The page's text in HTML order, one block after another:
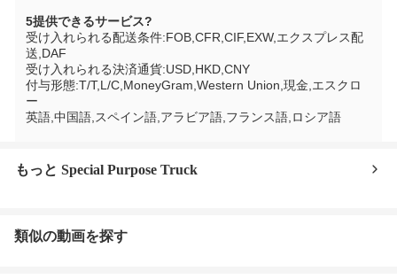
5提供できるサービス?
受け入れられる配送条件:FOB,CFR,CIF,EXW,エクスプレス配
送,DAF
受け入れられる決済通貨:USD,HKD,CNY
付与形態:T/T,L/C,MoneyGram,Western Union,現金,エスクロ
ー
英語,中国語,スペイン語,アラビア語,フランス語,ロシア語
もっと Special Purpose Truck
類似の動画を探す